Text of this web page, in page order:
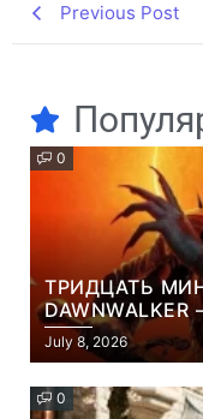
Previous Post
0
ТРИДЦАТЬ
НАЧАЛО
PROJEKT RED
July 8, 2026
0